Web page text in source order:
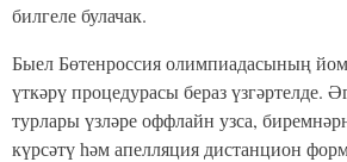
билгеле булачак.
Быел Бөтенроссия олимпиадасының
үткәрү процедурасы бераз үзгәртелде.
турлары үзләре оффлайн узса,
күрсәтү һәм апелляция дистанцион